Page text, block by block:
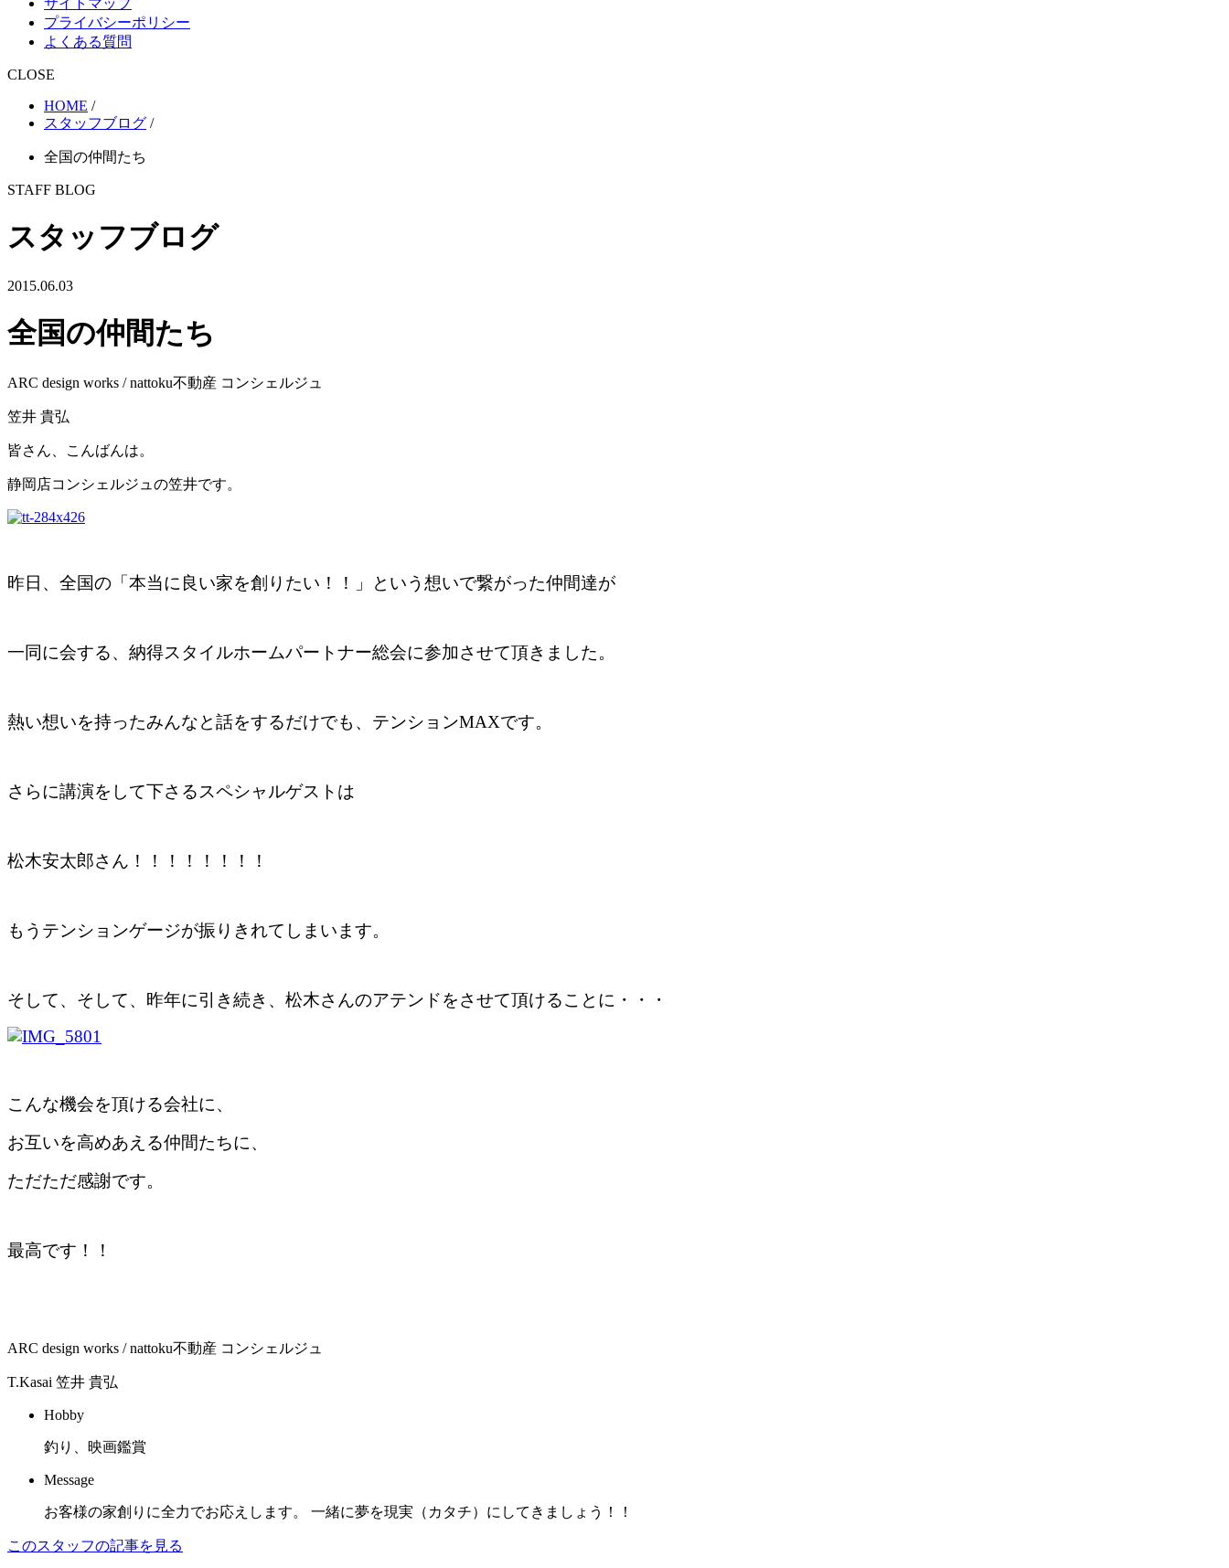
プライバシーポリシー
よくある質問
CLOSE
HOME /
スタッフブログ /
全国の仲間たち
STAFF BLOG
スタッフブログ
2015.06.03
全国の仲間たち
ARC design works / nattoku不動産 コンシェルジュ
笠井 貴弘
皆さん、こんばんは。
静岡店コンシェルジュの笠井です。
昨日、全国の「本当に良い家を創りたい！！」という想いで繋がった仲間達が
一同に会する、納得スタイルホームパートナー総会に参加させて頂きました。
熱い想いを持ったみんなと話をするだけでも、テンションMAXです。
さらに講演をして下さるスペシャルゲストは
松木安太郎さん！！！！！！！！
もうテンションゲージが振りきれてしまいます。
そして、そして、昨年に引き続き、松木さんのアテンドをさせて頂けることに・・・
こんな機会を頂ける会社に、
お互いを高めあえる仲間たちに、
ただただ感謝です。
最高です！！
ARC design works / nattoku不動産 コンシェルジュ
T.Kasai 笠井 貴弘
Hobby
釣り、映画鑑賞
Message
お客様の家創りに全力でお応えします。 一緒に夢を現実（カタチ）にしてきましょう！！
このスタッフの記事を見る